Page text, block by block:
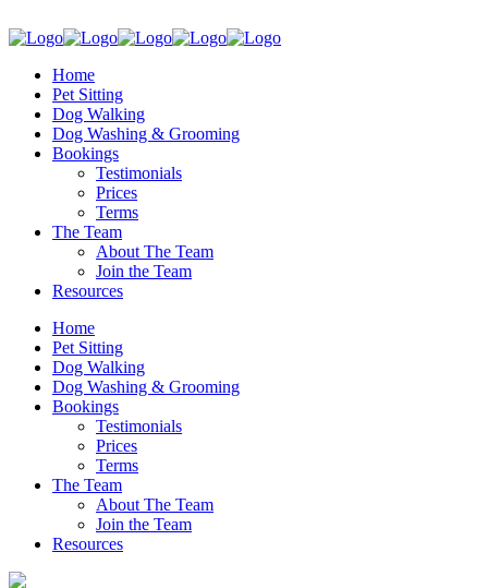
Home
Pet Sitting
Dog Walking
Dog Washing & Grooming
Bookings
Testimonials
Prices
Terms
The Team
About The Team
Join the Team
Resources
Home
Pet Sitting
Dog Walking
Dog Washing & Grooming
Bookings
Testimonials
Prices
Terms
The Team
About The Team
Join the Team
Resources